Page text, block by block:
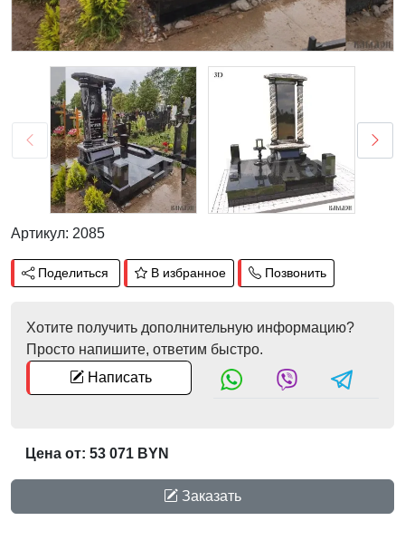
Артикул: 2085
Поделиться В избранное Позвонить
Хотите получить дополнительную информацию?
Просто напишите, ответим быстро.
Написать
Цена от: 53 071 BYN
Заказать